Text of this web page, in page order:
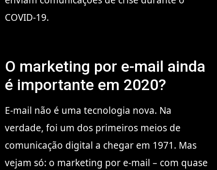
COVID-19.
O marketing por e-mail ainda
é importante em 2020?
E-mail não é uma tecnologia nova. Na
verdade, foi um dos primeiros meios de
comunicação digital a chegar em 1971. Mas
vejam só: o marketing por e-mail – com quase